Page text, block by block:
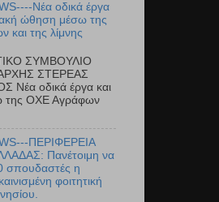
Νέα οδικά έργα
ώθηση μέσω της
της λίμνης
ΣΥΜΒΟΥΛΙΟ
ΣΤΕΡΕΑΣ
οδικά έργα και
της ΟΧΕ Αγράφων
ΠΕΡΙΦΕΡΕΙΑ
Πανέτοιμη να
σπουδαστές η
φοιτητική